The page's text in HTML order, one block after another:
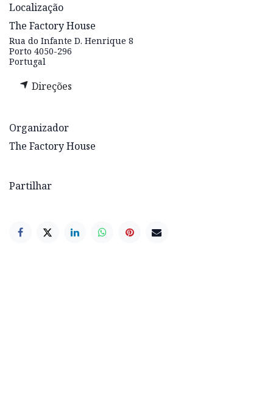
Localização
The Factory House
Rua do Infante D. Henrique 8
Porto 4050-296
Portugal
Direções
Organizador
The Factory House
Partilhar